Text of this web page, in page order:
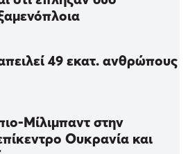
49 εκατ. ανθρώπους
Μίλιμπαντ στην
Ουκρανία και